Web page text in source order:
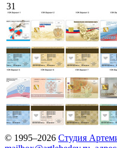
31
© 1995–2026 Студия